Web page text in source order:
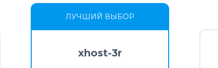
ЛУЧШИЙ ВЫБОР
xhost-3r